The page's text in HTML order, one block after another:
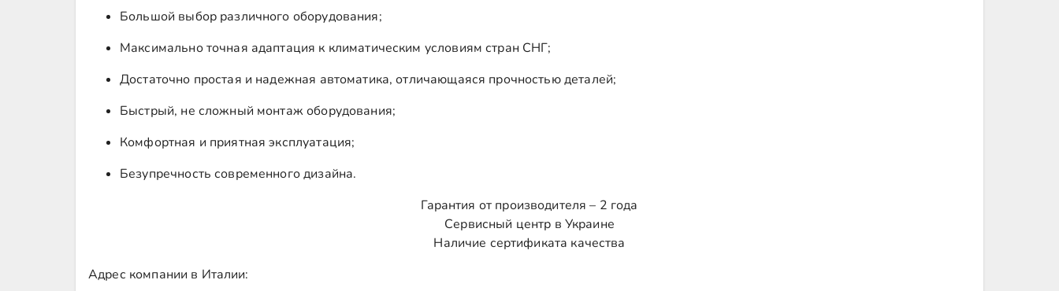
Большой выбор различного оборудования;
Максимально точная адаптация к климатическим условиям стран СНГ;
Достаточно простая и надежная автоматика, отличающаяся прочностью деталей;
Быстрый, не сложный монтаж оборудования;
Комфортная и приятная эксплуатация;
Безупречность современного дизайна.
Гарантия от производителя – 2 года
Сервисный центр в Украине
Наличие сертификата качества
Адрес компании в Италии: